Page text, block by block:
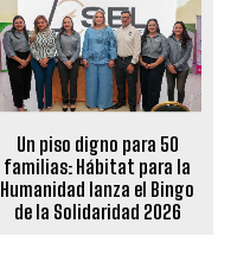
Un piso digno para 50
familias: Hábitat para la
Humanidad lanza el Bingo
de la Solidaridad 2026